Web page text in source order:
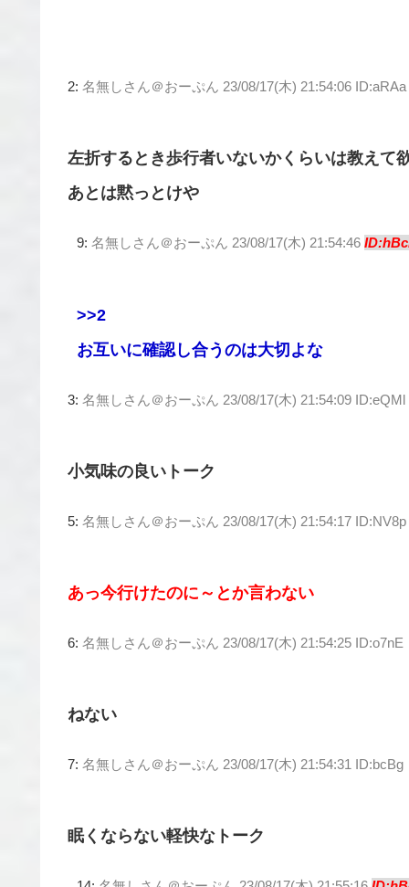
2: 名無しさん＠おーぷん 23/08/17(木) 21:54:06 ID:aRAa
左折するとき歩行者いないかくらいは教えて
あとは黙っとけや
9: 名無しさん＠おーぷん 23/08/17(木) 21:54:46
>>2
お互いに確認し合うのは大切よな
3: 名無しさん＠おーぷん 23/08/17(木) 21:54:09 ID:eQMl
小気味の良いトーク
5: 名無しさん＠おーぷん 23/08/17(木) 21:54:17 ID:NV8p
あっ今行けたのに～とか言わない
6: 名無しさん＠おーぷん 23/08/17(木) 21:54:25 ID:o7nE
ねない
7: 名無しさん＠おーぷん 23/08/17(木) 21:54:31 ID:bcBg
眠くならない軽快なトーク